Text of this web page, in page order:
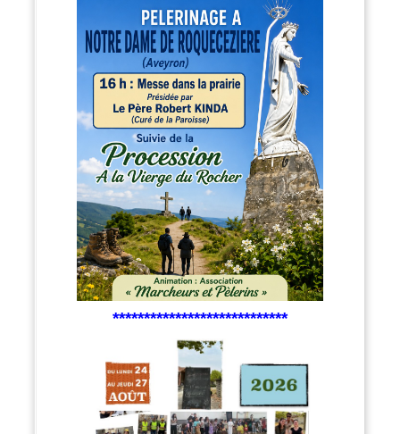
****************************